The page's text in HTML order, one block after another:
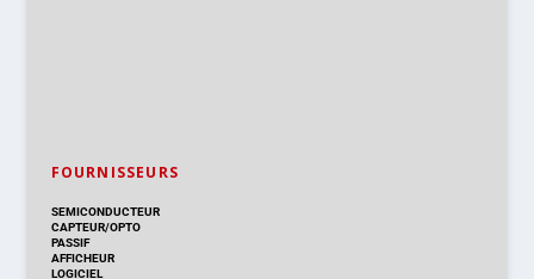
FOURNISSEURS
SEMICONDUCTEUR
CAPTEUR/OPTO
PASSIF
AFFICHEUR
LOGICIEL